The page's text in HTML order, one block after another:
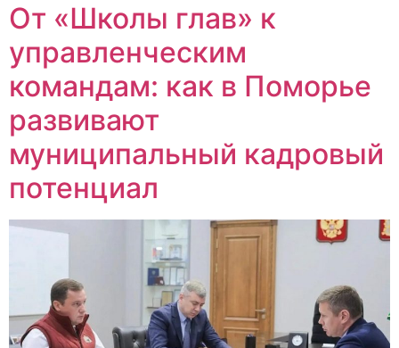
От «Школы глав» к
управленческим
командам: как в Поморье
развивают
муниципальный кадровый
потенциал